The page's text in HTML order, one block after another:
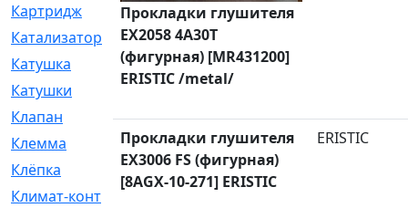
Картридж
[250]
Катализатор
[1]
Катушка
[2]
Катушки
[291]
Клапан
[375]
Клемма
[5]
Клёпка
[2]
Климат-контроль
Прокладки глушителя
EX2058 4A30T
(фигурная) [MR431200]
ERISTIC /metal/
Прокладки глушителя
EX3006 FS (фигурная)
[8AGX-10-271] ERISTIC
ERISTIC